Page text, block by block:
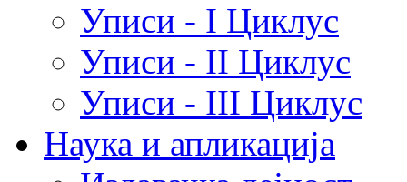
Уписи - I Циклус
Уписи - II Циклус
Уписи - III Циклус
Наука и апликација